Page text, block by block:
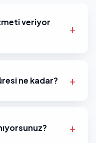
veriyor
ne kadar?